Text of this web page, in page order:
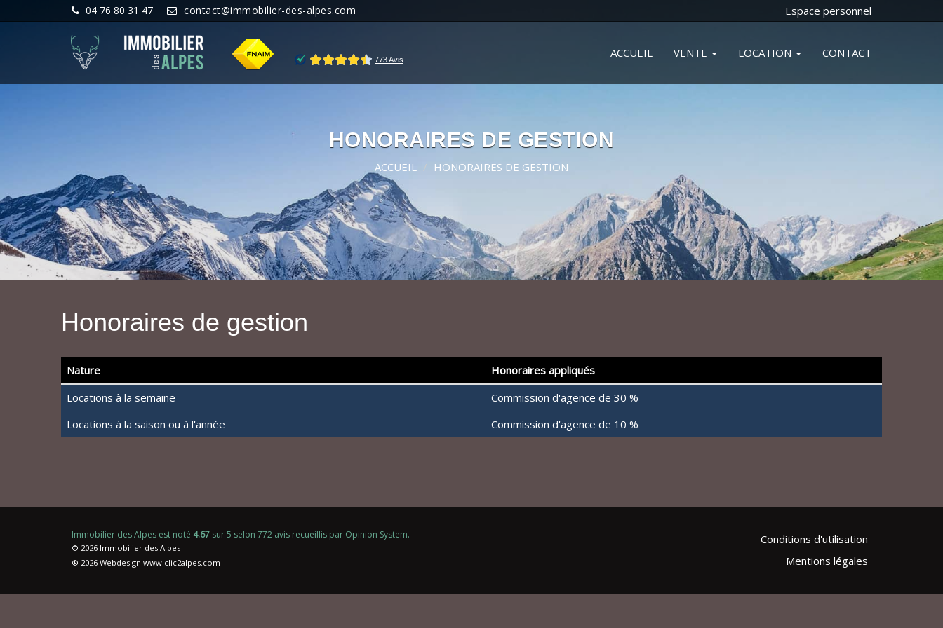
04 76 80 31 47 contact@immobilier-des-alpes.com Espace personnel
ACCUEIL VENTE LOCATION CONTACT
HONORAIRES DE GESTION
ACCUEIL HONORAIRES DE GESTION
Honoraires de gestion
Nature
Honoraires appliqués
Locations à la semaine
Commission d'agence de 30 %
Locations à la saison ou à l'année
Commission d'agence de 10 %
Immobilier des Alpes est noté 4.67 sur5 selon 772 avis recueillis par Opinion System.
© 2026 Immobilier des Alpes
® 2026 Webdesign www.clic2alpes.com
Conditions d'utilisation
Mentions légales